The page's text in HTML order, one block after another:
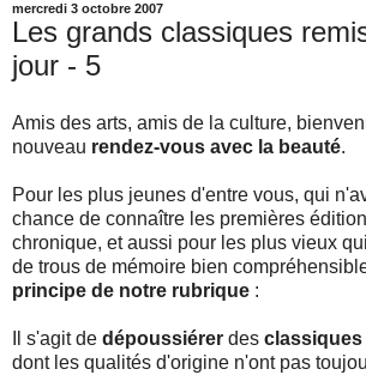
mercredi 3 octobre 2007
Les grands classiques
jour - 5
Amis des arts, amis de la culture,
nouveau rendez-vous avec la beauté.
Pour les plus jeunes d'entre vous, qui
chance de connaître les premières
chronique, et aussi pour les plus vieux
de trous de mémoire bien
principe de notre rubrique :
Il s'agit de dépoussiérer des classiques
dont les qualités d'origine n'ont pas